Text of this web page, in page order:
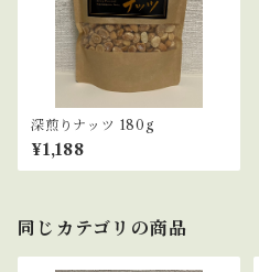
深煎りナッツ 180g
¥1,188
同じカテゴリの商品